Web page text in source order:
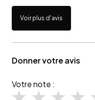
Voir plus d'avis
Donner votre avis
Votre note :